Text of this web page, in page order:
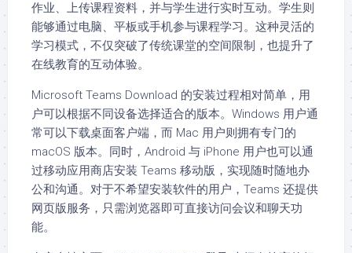
作业、上传课程资料，并与学生进行实时互动。学生则
能够通过电脑、平板或手机参与课程学习。这种灵活的
学习模式，不仅突破了传统课堂的空间限制，也提升了
在线教育的互动体验。
Microsoft Teams Download 的安装过程相对简单，用
户可以根据不同设备选择适合的版本。Windows 用户通
常可以下载桌面客户端，而 Mac 用户则拥有专门的
macOS 版本。同时，Android 与 iPhone 用户也可以通
过移动应用商店安装 Teams 移动版，实现随时随地办
公和沟通。对于不希望安装软件的用户，Teams 还提供
网页版服务，只需浏览器即可直接访问会议和聊天功
能。